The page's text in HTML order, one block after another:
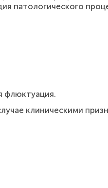
патологического
флюктуация.
клиническими